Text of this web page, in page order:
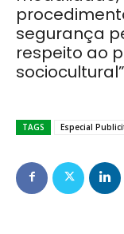
segurança
respeito ao
TAGS Especial